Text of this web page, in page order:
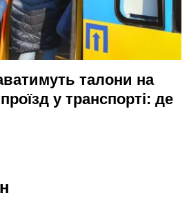
талони на
у транспорті: де